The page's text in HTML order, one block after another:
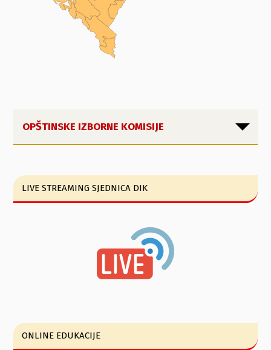
OPŠTINSKE IZBORNE KOMISIJE
LIVE STREAMING SJEDNICA DIK
ONLINE EDUKACIJE